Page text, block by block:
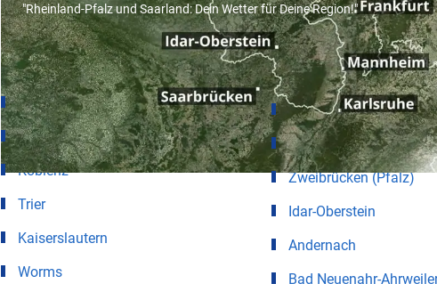
"Rheinland-Pfalz und Saarland: Dein Wetter für Deine Region!"
Wetter für Städte in Rheinland-Pfalz
Mainz
Ludwigshafen am Rhein
Koblenz
Trier
Kaiserslautern
Worms
Landau in der Pfalz
Pirmasens
Zweibrücken (Pfalz)
Idar-Oberstein
Andernach
Bad Neuenahr-